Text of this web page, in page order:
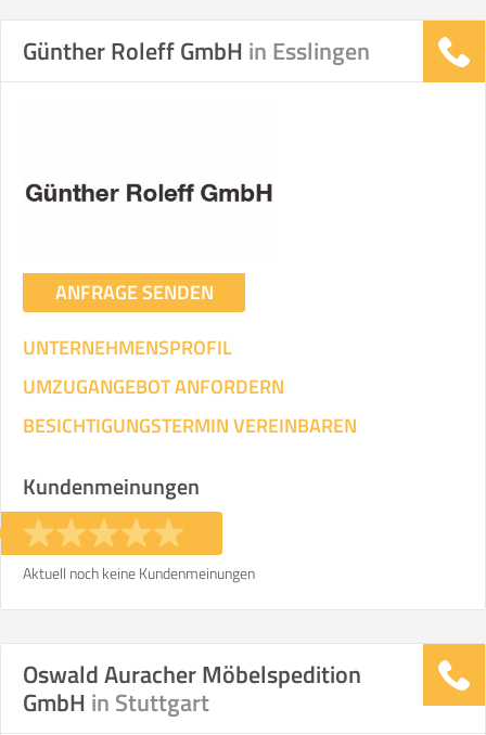
Günther Roleff GmbH in Esslingen
ANFRAGE SENDEN
UNTERNEHMENSPROFIL
UMZUGANGEBOT ANFORDERN
BESICHTIGUNGSTERMIN VEREINBAREN
Kundenmeinungen
Aktuell noch keine Kundenmeinungen
Oswald Auracher Möbelspedition
GmbH in Stuttgart